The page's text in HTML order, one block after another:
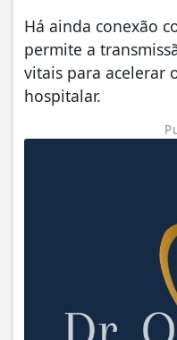
Há ainda conexão
permite a
vitais para acelerar
hospitalar.